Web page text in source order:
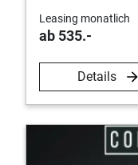
Leasing monatlich
ab 535.-
Details